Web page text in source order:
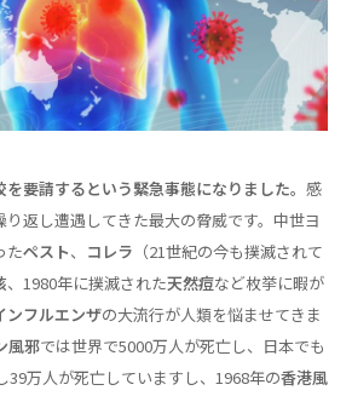
要請するという緊急事態になりました。 感
返し遭遇してきた最大の脅威です。中世ヨ
たペスト、 コレラ （21世紀の今も撲滅されて
、1980年に撲滅された天然痘など枚挙に暇が
ンフルエンザの大流行が人類を悩ませてきま
風邪では世界で5000万人が死亡し、日本でも
39万人が死亡していますし、1968年の香港風